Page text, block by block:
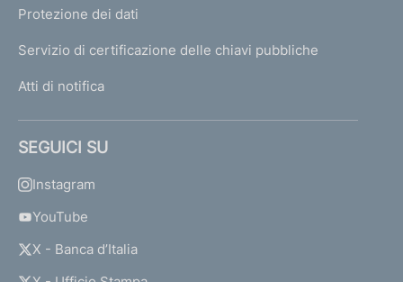
Protezione dei dati
Servizio di certificazione delle chiavi pubbliche
Atti di notifica
SEGUICI SU
Instagram
YouTube
X - Banca d’Italia